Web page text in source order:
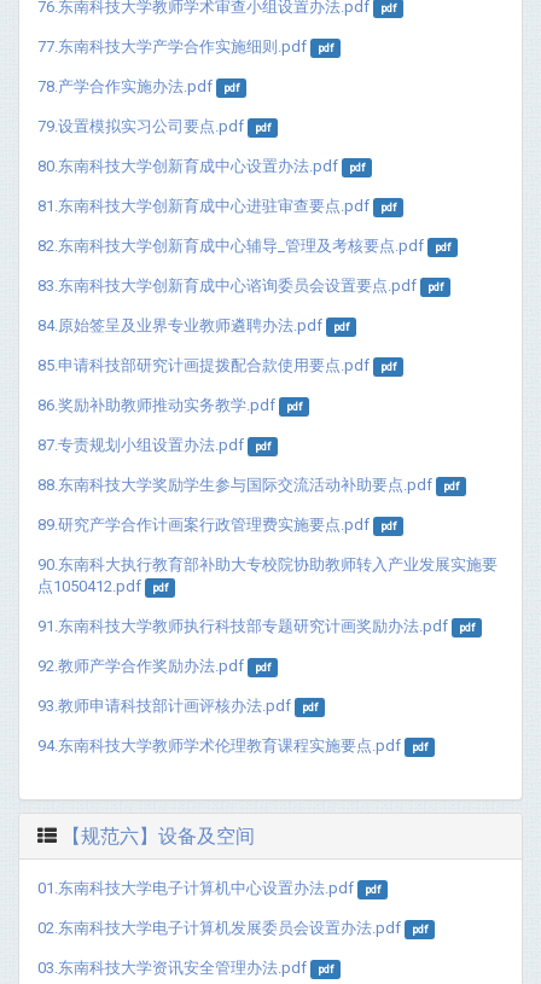
76.东南科技大学教师学术审查小组设置办法.pdf pdf
77.东南科技大学产学合作实施细则.pdf pdf
78.产学合作实施办法.pdf pdf
79.设置模拟实习公司要点.pdf pdf
80.东南科技大学创新育成中心设置办法.pdf pdf
81.东南科技大学创新育成中心进驻审查要点.pdf pdf
82.东南科技大学创新育成中心辅导_管理及考核要点.pdf pdf
83.东南科技大学创新育成中心谘询委员会设置要点.pdf pdf
84.原始签呈及业界专业教师遴聘办法.pdf pdf
85.申请科技部研究计画提拨配合款使用要点.pdf pdf
86.奖励补助教师推动实务教学.pdf pdf
87.专责规划小组设置办法.pdf pdf
88.东南科技大学奖励学生参与国际交流活动补助要点.pdf pdf
89.研究产学合作计画案行政管理费实施要点.pdf pdf
90.东南科大执行教育部补助大专校院协助教师转入产业发展实施要
点1050412.pdf
pdf
91.东南科技大学教师执行科技部专题研究计画奖励办法.pdf pdf
92.教师产学合作奖励办法.pdf pdf
93.教师申请科技部计画评核办法.pdf pdf
94.东南科技大学教师学术伦理教育课程实施要点.pdf pdf
【规范六】设备及空间
01.东南科技大学电子计算机中心设置办法.pdf pdf
02.东南科技大学电子计算机发展委员会设置办法.pdf pdf
03.东南科技大学资讯安全管理办法.pdf pdf